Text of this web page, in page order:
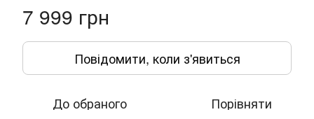
7 999 грн
Повідомити, коли з'явиться
До обраного Порівняти